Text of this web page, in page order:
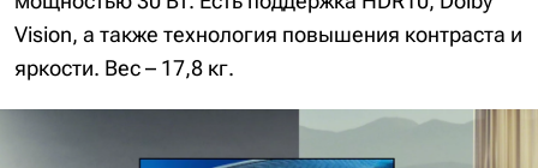
Vision, а также технология повышения контраста и
яркости. Вес – 17,8 кг.